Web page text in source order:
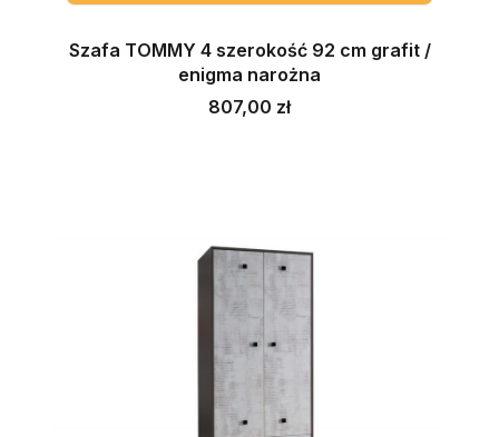
Szafa TOMMY 4 szerokość 92 cm grafit /
enigma narożna
Cena
807,00 zł